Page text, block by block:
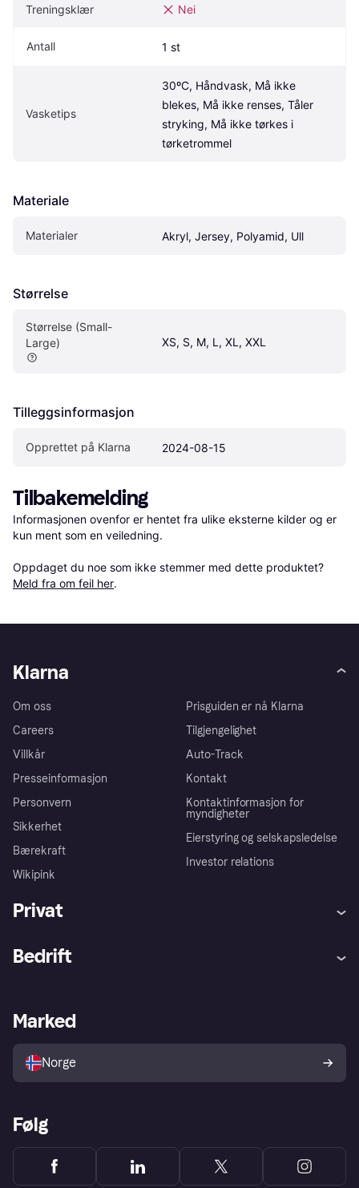
Treningsklær Nei
Antall 1 st
Vasketips
30ºC, Håndvask, Må ikke
blekes, Må ikke renses, Tåler
stryking, Må ikke tørkes i
tørketrommel
Materiale
Materialer Akryl, Jersey, Polyamid, Ull
Størrelse
Størrelse (Small-
Large)
XS, S, M, L, XL, XXL
Tilleggsinformasjon
Opprettet på Klarna 2024-08-15
Tilbakemelding
Informasjonen ovenfor er hentet fra ulike eksterne kilder og er
kun ment som en veiledning.
Oppdaget du noe som ikke stemmer med dette produktet?
Meld fra om feil her.
Klarna
Om oss
Careers
Villkår
Presseinformasjon
Personvern
Sikkerhet
Bærekraft
Wikipink
Prisguiden er nå Klarna
Tilgjengelighet
Auto-Track
Kontakt
Kontaktinformasjon for
myndigheter
Eierstyring og selskapsledelse
Investor relations
Privat
Utforsk butikker
Bedrift
Merchant portal
Marked
Norge
Følg